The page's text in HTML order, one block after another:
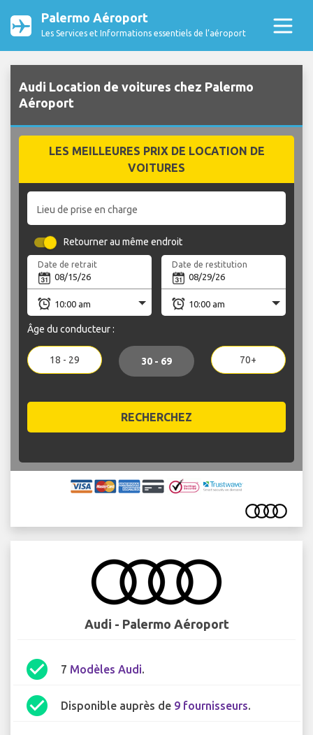
Palermo Aéroport
Les Services et Informations essentiels de l’aéroport
Audi Location de voitures chez Palermo
Aéroport
LES MEILLEURES PRIX DE LOCATION DE
VOITURES
Lieu de prise en charge
Retourner au même endroit
Date de retrait Date de restitution
Âge du conducteur :
18 - 29 30 - 69 70+
RECHERCHEZ
Audi - Palermo Aéroport
check_circle 7 Modèles Audi.
check_circle Disponible auprès de 9 fournisseurs.